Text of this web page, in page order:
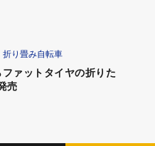
折り畳み自転車
ァットタイヤの折りた
売